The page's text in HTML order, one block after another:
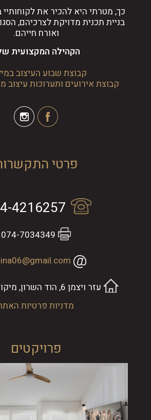
כך, מטרתי היא להכיר את
בניית תכנית מדויקת לצרכיהם,
ואורח חייהם.
הקהילה המקצועית
קבוצת שבוע העיצוב
קבוצת אירועים ותערוכות עיצוב
פרטי
4216257
074-7034349
עזר ויצמן 6, הוד השרון, מיקוד: 4502555
מדניות פרטיות
פרויקטים